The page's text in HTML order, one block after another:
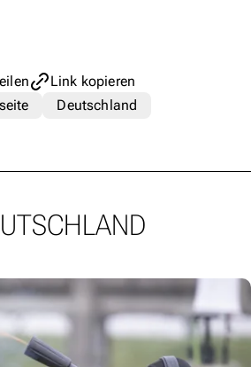
Link kopieren
Deutschland